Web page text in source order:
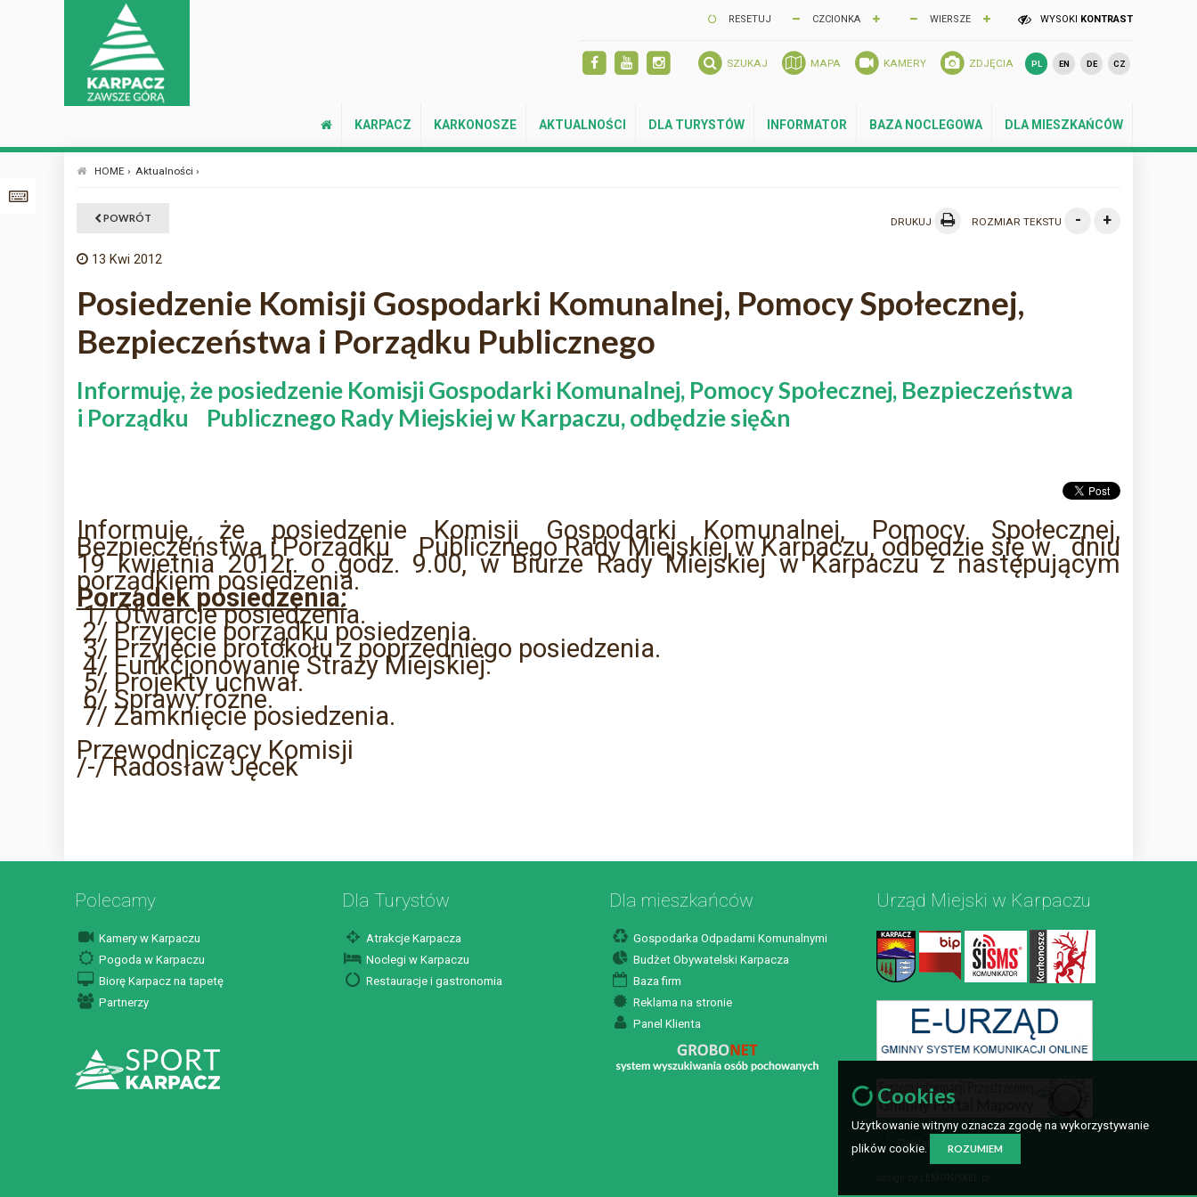
RESETUJ CZCIONKA WIERSZE WYSOKI KONTRAST
SZUKAJ MAPA KAMERY ZDJĘCIA PL EN DE CZ
KARPACZ KARKONOSZE AKTUALNOŚCI DLA TURYSTÓW INFORMATOR BAZA NOCLEGOWA DLA MIESZKAŃCÓW
HOME › Aktualności ›
POWRÓT DRUKUJ ROZMIAR TEKSTU - +
13 Kwi 2012
Posiedzenie Komisji Gospodarki Komunalnej, Pomocy Społecznej,
Bezpieczeństwa i Porządku Publicznego
Informuję, że posiedzenie Komisji Gospodarki Komunalnej, Pomocy Społecznej, Bezpieczeństwa
i Porządku Publicznego Rady Miejskiej w Karpaczu, odbędzie się&n
Informuję, że posiedzenie Komisji Gospodarki Komunalnej, Pomocy Społecznej,
Bezpieczeństwai Porządku Publicznego Rady Miejskiej w Karpaczu, odbędzie się w dniu
19 kwietnia 2012r. o godz. 9.00, w Biurze Rady Miejskiej w Karpaczu z następującym
porządkiem posiedzenia.
Porządek posiedzenia:
1/ Otwarcie posiedzenia.
2/ Przyjęcie porządku posiedzenia.
3/ Przyjęcie protokołu z poprzedniego posiedzenia.
4/ Funkcjonowanie Straży Miejskiej.
5/ Projekty uchwał.
6/ Sprawy różne.
7/ Zamknięcie posiedzenia.
Przewodniczący Komisji
/-/ Radosław Jęcek
Polecamy
Kamery w Karpaczu
Pogoda w Karpaczu
Biorę Karpacz na tapetę
Partnerzy
Dla Turystów
Atrakcje Karpacza
Noclegi w Karpaczu
Restauracje i gastronomia
Dla mieszkańców
Gospodarka Odpadami Komunalnymi
Budżet Obywatelski Karpacza
Baza firm
Reklama na stronie
Panel Klienta
Urząd Miejski w Karpaczu
Deklaracja dostępności
Cookies
Użytkowanie witryny oznacza zgodę na wykorzystywanie
plików cookie.
ROZUMIEM